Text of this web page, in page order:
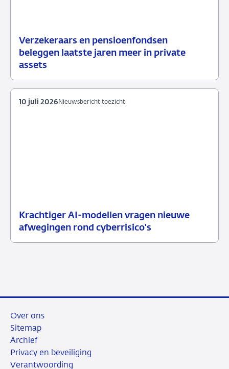
Verzekeraars en pensioenfondsen
beleggen laatste jaren meer in private
assets
15
juli
Nieuwsbericht
toezicht
Krachtiger AI-modellen vragen nieuwe
afwegingen rond cyberrisico's
10
Nieuwsbericht
Nieuwsbericht toezicht
10 juli 2026
Over ons
Sitemap
Archief
Privacy en beveiliging
Verantwoording